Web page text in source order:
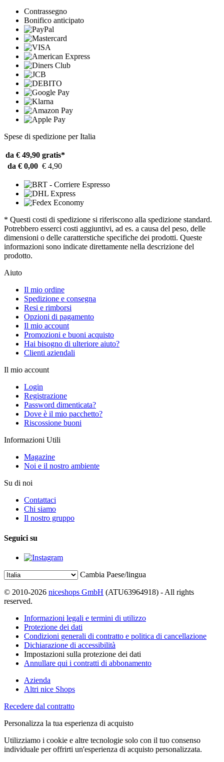
Contrassegno
Bonifico anticipato
Spese di spedizione per Italia
da € 49,90 gratis*
da € 0,00 € 4,90
* Questi costi di spedizione si riferiscono alla spedizione standard.
Potrebbero esserci costi aggiuntivi, ad es. a causa del peso, delle
dimensioni o delle caratterstiche specifiche dei prodotti. Queste
informazioni sono indicate direttamente nella descrizione del
prodotto.
Aiuto
Il mio ordine
Spedizione e consegna
Resi e rimborsi
Opzioni di pagamento
Il mio account
Promozioni e buoni acquisto
Hai bisogno di ulteriore aiuto?
Clienti aziendali
Il mio account
Login
Registrazione
Password dimenticata?
Dove è il mio pacchetto?
Riscossione buoni
Informazioni Utili
Magazine
Noi e il nostro ambiente
Su di noi
Contattaci
Chi siamo
Il nostro gruppo
Seguici su
Cambia Paese/lingua
© 2010-2026 niceshops GmbH (ATU63964918) - All rights
reserved.
Informazioni legali e termini di utilizzo
Protezione dei dati
Condizioni generali di contratto e politica di cancellazione
Dichiarazione di accessibilità
Impostazioni sulla protezione dei dati
Annullare qui i contratti di abbonamento
Azienda
Altri nice Shops
Recedere dal contratto
Personalizza la tua esperienza di acquisto
Utilizziamo i cookie e altre tecnologie solo con il tuo consenso
individuale per offrirti un'esperienza di acquisto personalizzata.